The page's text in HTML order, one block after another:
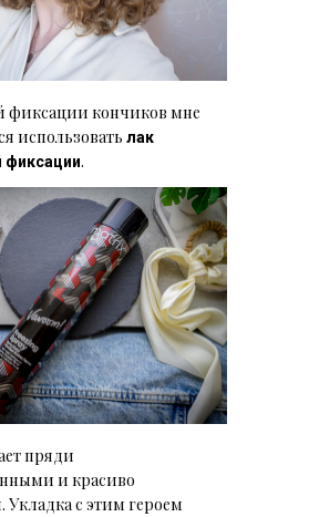
фиксации кончиков мне
использовать лак
фиксации.
пряди
и красиво
с этим героем